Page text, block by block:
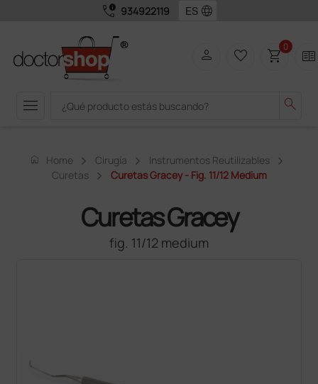
call_quality 934922119 language
menu search
person favorite_border shopping_cart0 two_pager
home Home Cirugía
Instrumentos Reutilizables
Curetas
Curetas Gracey - Fig. 11/12 Medium
Curetas Gracey
fig. 11/12 medium